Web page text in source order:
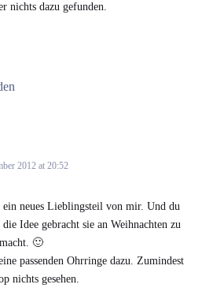
nichts dazu gefunden.
2012 at 20:52
ein neues Lieblingsteil von mir. Und du
Idee gebracht sie an Weihnachten zu
🙂
passenden Ohrringe dazu. Zumindest
nichts gesehen.